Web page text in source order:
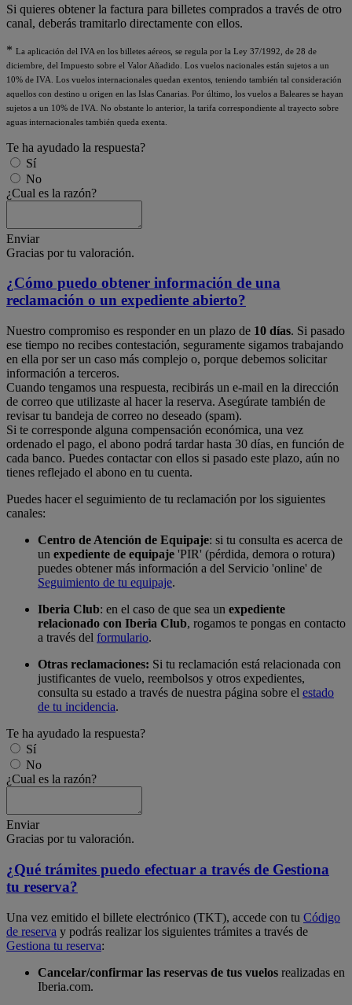
Si quieres obtener la factura para billetes comprados a través de otro
canal, deberás tramitarlo directamente con ellos.
* La aplicación del IVA en los billetes aéreos, se regula por la Ley 37/1992, de 28 de
diciembre, del Impuesto sobre el Valor Añadido. Los vuelos nacionales están sujetos a un
10% de IVA. Los vuelos internacionales quedan exentos, teniendo también tal consideración
aquellos con destino u origen en las Islas Canarias. Por último, los vuelos a Baleares se hayan
sujetos a un 10% de IVA. No obstante lo anterior, la tarifa correspondiente al trayecto sobre
aguas internacionales también queda exenta.
Te ha ayudado la respuesta?
Sí
No
¿Cual es la razón?
Enviar
Gracias por tu valoración.
¿Cómo puedo obtener información de una
reclamación o un expediente abierto?
Nuestro compromiso es responder en un plazo de 10 días. Si pasado
ese tiempo no recibes contestación, seguramente sigamos trabajando
en ella por ser un caso más complejo o, porque debemos solicitar
información a terceros.
Cuando tengamos una respuesta, recibirás un e-mail en la dirección
de correo que utilizaste al hacer la reserva. Asegúrate también de
revisar tu bandeja de correo no deseado (spam).
Si te corresponde alguna compensación económica, una vez
ordenado el pago, el abono podrá tardar hasta 30 días, en función de
cada banco. Puedes contactar con ellos si pasado este plazo, aún no
tienes reflejado el abono en tu cuenta.
Puedes hacer el seguimiento de tu reclamación por los siguientes
canales:
Centro de Atención de Equipaje: si tu consulta es acerca de
un expediente de equipaje 'PIR' (pérdida, demora o rotura)
puedes obtener más información a del Servicio 'online' de
Seguimiento de tu equipaje.
Iberia Club: en el caso de que sea un expediente
relacionado con Iberia Club, rogamos te pongas en contacto
a través del formulario.
Otras reclamaciones: Si tu reclamación está relacionada con
justificantes de vuelo, reembolsos y otros expedientes,
consulta su estado a través de nuestra página sobre el estado
de tu incidencia.
Te ha ayudado la respuesta?
Sí
No
¿Cual es la razón?
Enviar
Gracias por tu valoración.
¿Qué trámites puedo efectuar a través de Gestiona
tu reserva?
Una vez emitido el billete electrónico (TKT), accede con tu Código
de reserva y podrás realizar los siguientes trámites a través de
Gestiona tu reserva:
Cancelar/confirmar las reservas de tus vuelos realizadas en
Iberia.com.